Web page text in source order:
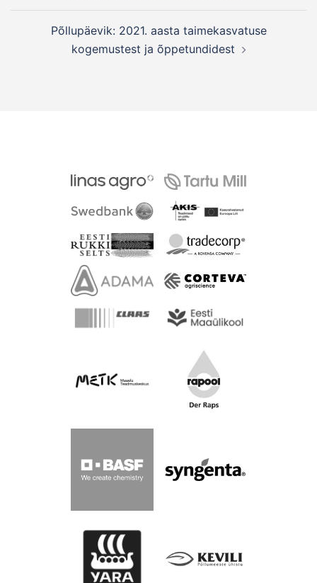
Põllupäevik: 2021. aasta taimekasvatuse
kogemustest ja õppetundidest